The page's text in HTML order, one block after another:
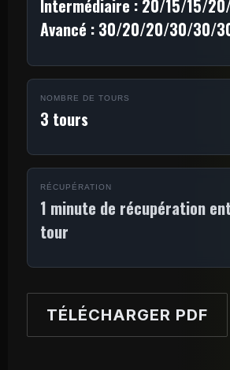
Intermédiaire : 20/15/15/
Avancé : 30/20/20/30/30/
NOMBRE DE TOURS
3 tours
RÉCUPÉRATION
1 minute de récupération
tour
TÉLÉCHARGER PDF